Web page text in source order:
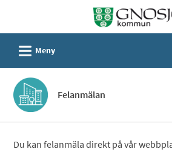
Självservice
Gnosjö
kommun
L Meny
Felanmälan
Du kan felanmäla direkt på vår